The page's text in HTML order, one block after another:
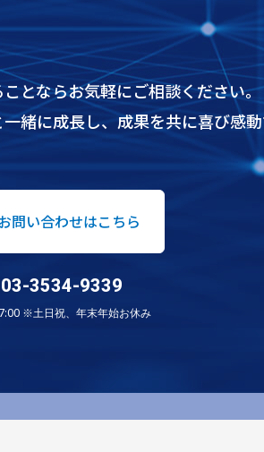
とならお気軽にご相談ください。
に成長し、成果を共に喜び感動
問い合わせはこちら
03-3534-9339
※土日祝、年末年始お休み